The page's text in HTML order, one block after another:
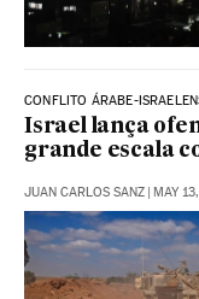
CONFLITO ÁRABE-
Israel lança
grande escala
JUAN CARLOS SANZ | MAY